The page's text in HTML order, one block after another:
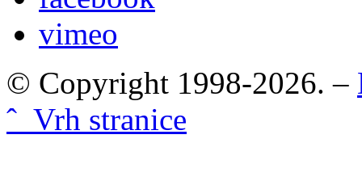
vimeo
© Copyright 1998-2026. –
ˆ Vrh stranice